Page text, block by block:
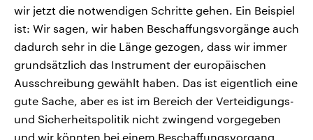
wir jetzt die notwendigen Schritte gehen. Ein Beispiel
ist: Wir sagen, wir haben Beschaffungsvorgänge auch
dadurch sehr in die Länge gezogen, dass wir immer
grundsätzlich das Instrument der europäischen
Ausschreibung gewählt haben. Das ist eigentlich eine
gute Sache, aber es ist im Bereich der Verteidigungs-
und Sicherheitspolitik nicht zwingend vorgegeben
und wir könnten bei einem Beschaffungsvorgang